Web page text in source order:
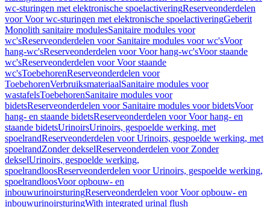
wc-sturingen met elektronische spoelactiveringReserveonderdelen
voor Voor wc-sturingen met elektronische spoelactiveringGeberit
Monolith sanitaire modulesSanitaire modules voor
wc'sReserveonderdelen voor Sanitaire modules voor wc'sVoor
hang-wc'sReserveonderdelen voor Voor hang-wc'sVoor staande
wc'sReserveonderdelen voor Voor staande
wc'sToebehorenReserveonderdelen voor
ToebehorenVerbruiksmateriaalSanitaire modules voor
wastafelsToebehorenSanitaire modules voor
bidetsReserveonderdelen voor Sanitaire modules voor bidetsVoor
hang- en staande bidetsReserveonderdelen voor Voor hang- en
staande bidetsUrinoirsUrinoirs, gespoelde werking, met
spoelrandReserveonderdelen voor Urinoirs, gespoelde werking, met
spoelrandZonder dekselReserveonderdelen voor Zonder
dekselUrinoirs, gespoelde werking,
spoelrandloosReserveonderdelen voor Urinoirs, gespoelde werking,
spoelrandloosVoor opbouw- en
inbouwurinoirsturingReserveonderdelen voor Voor opbouw- en
inbouwurinoirsturingWith integrated urinal flush